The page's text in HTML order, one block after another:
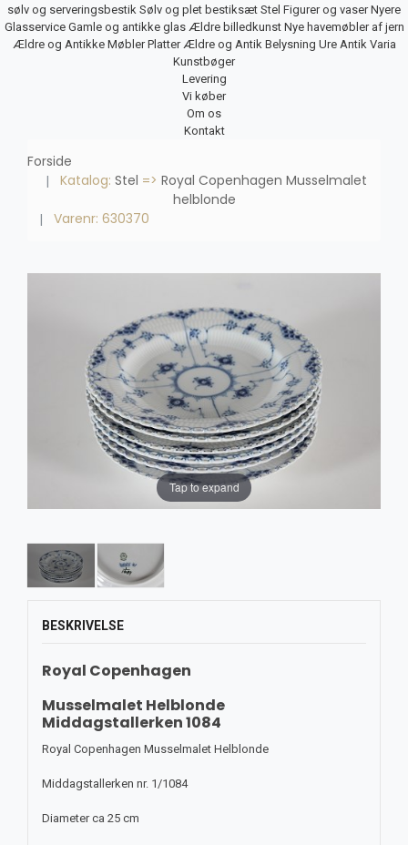
sølv og serveringsbestik Sølv og plet bestiksæt Stel Figurer og vaser Nyere
Glasservice Gamle og antikke glas Ældre billedkunst Nye havemøbler af jern
Ældre og Antikke Møbler Platter Ældre og Antik Belysning Ure Antik Varia
Kunstbøger
Levering
Vi køber
Om os
Kontakt
Forside
Katalog: Stel => Royal Copenhagen Musselmalet
helblonde
Varenr: 630370
Tap to expand
BESKRIVELSE
Royal Copenhagen
Musselmalet Helblonde
Middagstallerken 1084
Royal Copenhagen Musselmalet Helblonde
Middagstallerken nr. 1/1084
Diameter ca 25 cm